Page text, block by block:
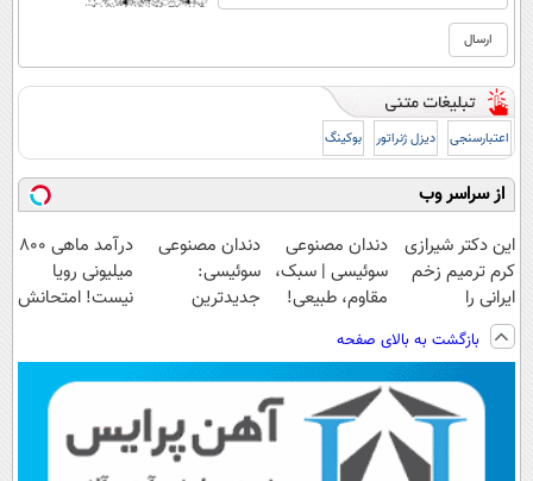
اعتبارسنجی دیزل ژنراتور بوکینگ
از سراسر وب
این دکتر شیرازی
کرم ترمیم زخم
ایرانی را
ساخت!!!
دندان مصنوعی
سوئیسی | سبک،
مقاوم، طبیعی!
رایگان+پرداخت
اقساطی😍
دندان مصنوعی
سوئیسی:
جدیدترین
پرداخت قسطی
درآمد ماهی 800
میلیونی رویا
نیست! امتحانش
بازگشت به بالای صفحه